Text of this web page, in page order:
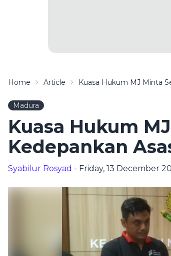
Home Article Kuasa Hukum MJ Minta
Madura
Kuasa Hukum
Kedepankan
Syabilur Rosyad - Friday, 13 December